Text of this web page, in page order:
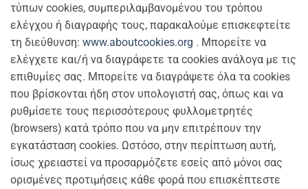
τύπων cookies, συμπεριλαμβανομένου του τρόπου
ελέγχου ή διαγραφής τους, παρακαλούμε επισκεφτείτε
τη διεύθυνση: www.aboutcookies.org . Μπορείτε να
ελέγχετε και/ή να διαγράφετε τα cookies ανάλογα με τις
επιθυμίες σας. Μπορείτε να διαγράψετε όλα τα cookies
που βρίσκονται ήδη στον υπολογιστή σας, όπως και να
ρυθμίσετε τους περισσότερους φυλλομετρητές
(browsers) κατά τρόπο που να μην επιτρέπουν την
εγκατάσταση cookies. Ωστόσο, στην περίπτωση αυτή,
ίσως χρειαστεί να προσαρμόζετε εσείς από μόνοι σας
ορισμένες προτιμήσεις κάθε φορά που επισκέπτεστε